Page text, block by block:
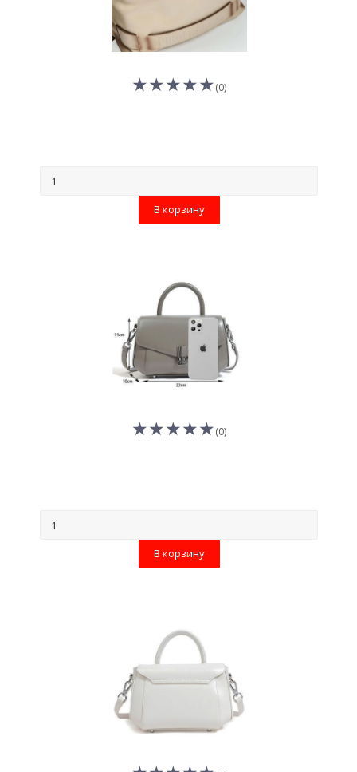
(0)
В корзину
(0)
В корзину